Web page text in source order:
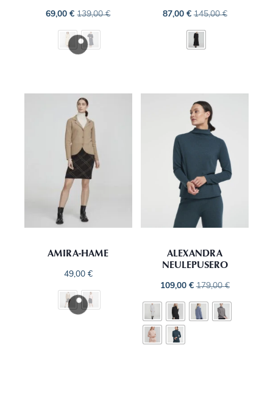
69,00€ 139,00€ 87,00 € 145,00€
AMIRA-HAME
49,00 €
ALEXANDRA
NEULEPUSERO
109,00 € 179,00€